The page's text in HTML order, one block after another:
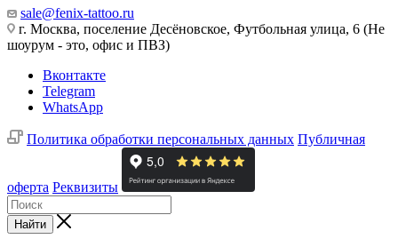
sale@fenix-tattoo.ru
г. Москва, поселение Десёновское, Футбольная улица, 6 (Не
шоурум - это, офис и ПВЗ)
Вконтакте
Telegram
WhatsApp
Политика обработки персональных данных Публичная
оферта Реквизиты
Найти